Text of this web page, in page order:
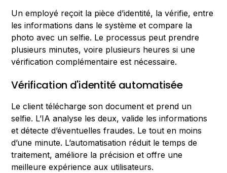
Un employé reçoit la pièce d’identité, la vérifie, entre
les informations dans le système et compare la
photo avec un selfie. Le processus peut prendre
plusieurs minutes, voire plusieurs heures si une
vérification complémentaire est nécessaire.
Vérification d'identité automatisée
Le client télécharge son document et prend un
selfie. L’IA analyse les deux, valide les informations
et détecte d’éventuelles fraudes. Le tout en moins
d’une minute. L’automatisation réduit le temps de
traitement, améliore la précision et offre une
meilleure expérience aux utilisateurs.